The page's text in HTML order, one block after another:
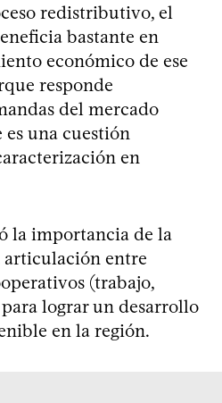
redistributivo, el
bastante en
económico de ese
responde
del mercado
una cuestión
en
la importancia de la
entre
(trabajo,
lograr un desarrollo
en la región.